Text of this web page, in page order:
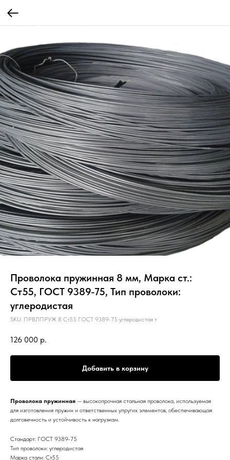
Проволока пружинная 8 мм, Марка ст.:
Ст55, ГОСТ 9389-75, Тип проволоки:
углеродистая
SKU: ПРВЛПРУЖ 8 Ст55 ГОСТ 9389-75 углеродистая т
126 000 р.
Добавить в корзину
Проволока пружинная — высокопрочная стальная проволока, используемая
для изготовления пружин и ответственных упругих элементов, обеспечивающая
долговечность и устойчивость к нагрузкам.
Стандарт: ГОСТ 9389-75
Тип проволоки: углеродистая
Марка стали: Ст55